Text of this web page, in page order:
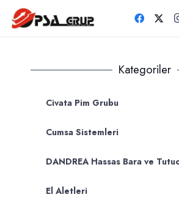
Kategoriler
Civata Pim Grubu
Cumsa Sistemleri
DANDREA Hassas Bara ve
El Aletleri